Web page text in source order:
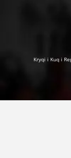
Kryqi i Kuq i